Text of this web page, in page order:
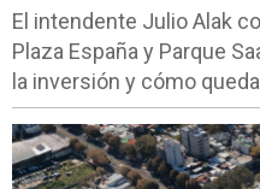
El intendente Julio Alak
Plaza España y Parque
la inversión y cómo